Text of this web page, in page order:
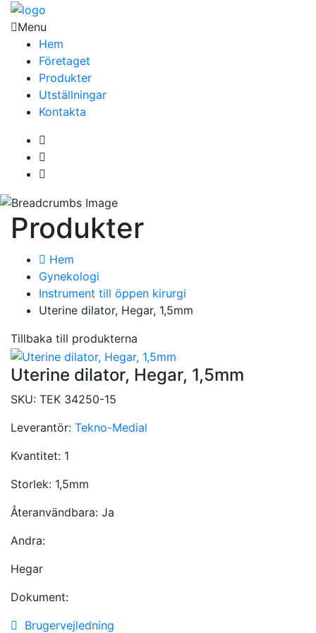
Menu
Hem
Företaget
Produkter
Utställningar
Kontakta
Produkter
Hem
Gynekologi
Instrument till öppen kirurgi
Uterine dilator, Hegar, 1,5mm
Tillbaka till produkterna
Uterine dilator, Hegar, 1,5mm
SKU: TEK 34250-15
Leverantör: Tekno-Medial
Kvantitet: 1
Storlek: 1,5mm
Återanvändbara: Ja
Andra:
Hegar
Dokument:
Brugervejledning